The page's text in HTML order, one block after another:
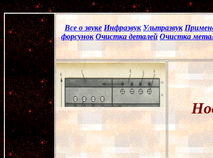
Все о звуке Инфразвук Ультразвук
форсунок Очистка деталей Очистка